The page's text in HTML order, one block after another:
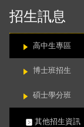
招生訊息
高中生專區
博士班招生
碩士學分班
其他招生資訊